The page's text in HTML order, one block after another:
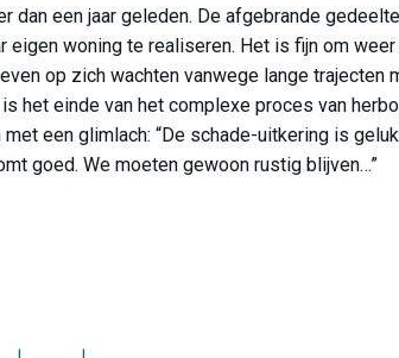
dan een jaar geleden. De afgebrande
eigen woning te realiseren. Het is fijn om weer
op zich wachten vanwege lange trajecten
het einde van het complexe proces van
een glimlach: “De schade-uitkering is
goed. We moeten gewoon rustig blijven…”